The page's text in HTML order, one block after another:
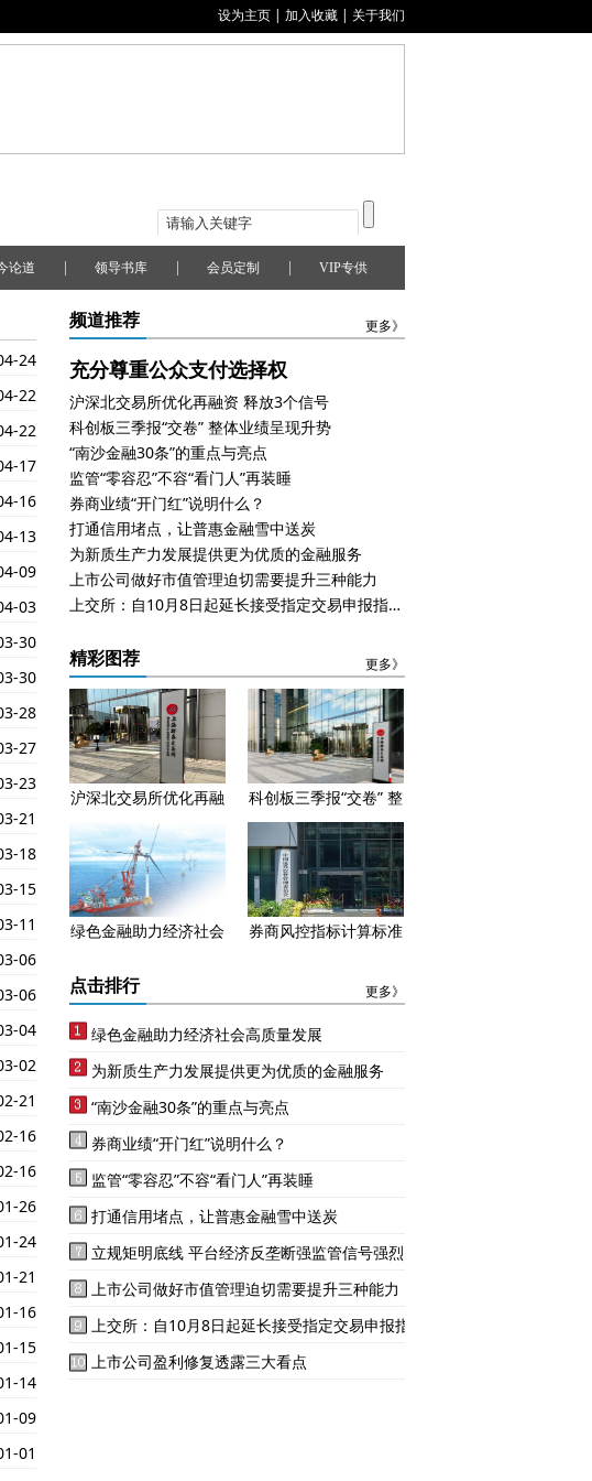
设为主页 | 加入收藏 | 关于我们
论道 领导书库 会员定制 VIP专供
24
22
22
17
16
13
09
03
30
30
28
27
23
21
18
15
11
06
06
04
02
21
16
16
26
24
21
16
15
14
09
01
频道推荐 更多》
充分尊重公众支付选择权
沪深北交易所优化再融资 释放3个信号
科创板三季报“交卷” 整体业绩呈现升势
“南沙金融30条”的重点与亮点
监管“零容忍”不容“看门人”再装睡
券商业绩“开门红”说明什么？
打通信用堵点，让普惠金融雪中送炭
为新质生产力发展提供更为优质的金融服务
上市公司做好市值管理迫切需要提升三种能力
上交所：自10月8日起延长接受指定交易申报指令时间
精彩图荐 更多》
沪深北交易所优化再融
资 释放3个信号
科创板三季报“交卷” 整
体业绩呈现升势
绿色金融助力经济社会
券商风控指标计算标准
点击排行 更多》
绿色金融助力经济社会高质量发展
为新质生产力发展提供更为优质的金融服务
“南沙金融30条”的重点与亮点
券商业绩“开门红”说明什么？
监管“零容忍”不容“看门人”再装睡
打通信用堵点，让普惠金融雪中送炭
立规矩明底线 平台经济反垄断强监管信号强烈
上市公司做好市值管理迫切需要提升三种能力
上市公司盈利修复透露三大看点